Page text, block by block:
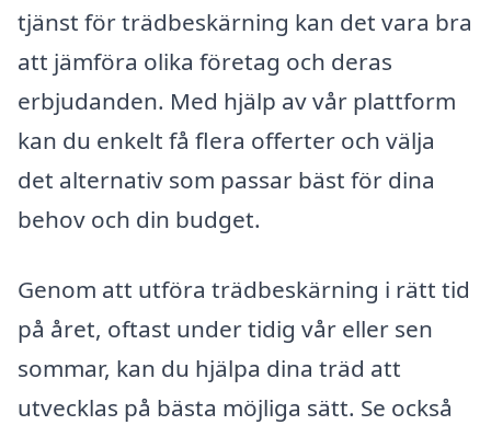
tjänst för trädbeskärning kan det vara bra
att jämföra olika företag och deras
erbjudanden. Med hjälp av vår plattform
kan du enkelt få flera offerter och välja
det alternativ som passar bäst för dina
behov och din budget.
Genom att utföra trädbeskärning i rätt tid
på året, oftast under tidig vår eller sen
sommar, kan du hjälpa dina träd att
utvecklas på bästa möjliga sätt. Se också